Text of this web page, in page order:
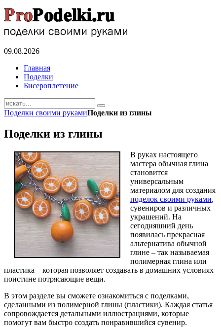
09.08.2026
Главная
Поделки
Бисероплетение
Поделки своими рукамиПоделки из глины
Поделки из глины
В руках настоящего
мастера обычная глина
становится
универсальным
материалом для создания
поделок своими руками,
сувениров и различных
украшений. На
сегодняшний день
появилась прекрасная
альтернатива обычной
глине – так называемая
полимерная глина или
пластика – которая позволяет создавать в домашних условиях
поистине потрясающие вещи.
В этом разделе вы сможете ознакомиться с поделками,
сделанными из полимерной глины (пластики). Каждая статья
сопровождается детальными иллюстрациями, которые
помогут вам быстро создать понравившийся сувенир.